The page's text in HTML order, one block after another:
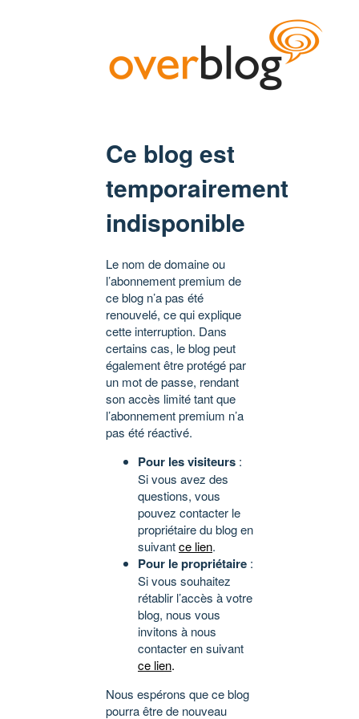
Ce blog est
temporairement
indisponible
Le nom de domaine ou
l’abonnement premium de
ce blog n’a pas été
renouvelé, ce qui explique
cette interruption. Dans
certains cas, le blog peut
également être protégé par
un mot de passe, rendant
son accès limité tant que
l’abonnement premium n’a
pas été réactivé.
Pour les visiteurs :
Si vous avez des
questions, vous
pouvez contacter le
propriétaire du blog en
suivantce lien.
Pour le propriétaire :
Si vous souhaitez
rétablir l’accès à votre
blog, nous vous
invitons à nous
contacter en suivant
ce lien.
Nous espérons que ce blog
pourra être de nouveau